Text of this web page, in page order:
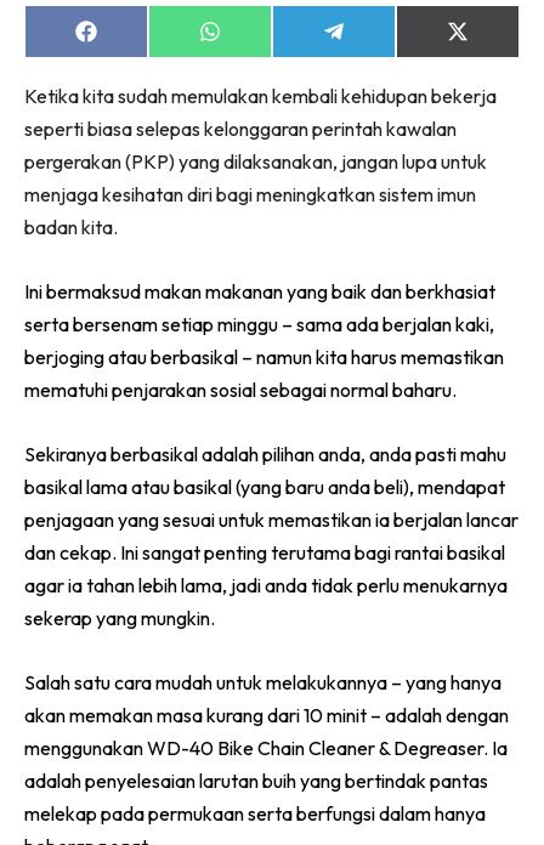
DIY
Bilik Air
Bilik Tidur
Dapur
Ruang Makan
Make Over
Dapur
Ruang Makan
Ruang Tamu
Menarik Lagi
Impiana Makeover
Kafe
High Rise
Landed
Video
Beli Di Mana
Buat Sendiri
Share
on
Share
on
Share
on
Share
on
(Twitter)
Ketika kita sudah memulakan kembali kehidupan bekerja
seperti biasa selepas kelonggaran perintah kawalan
pergerakan (PKP) yang dilaksanakan, jangan lupa untuk
menjaga kesihatan diri bagi meningkatkan sistem imun
badan kita.
Ini bermaksud makan makanan yang baik dan berkhasiat
serta bersenam setiap minggu – sama ada berjalan kaki,
berjoging atau berbasikal – namun kita harus memastikan
mematuhi penjarakan sosial sebagai normal baharu.
Sekiranya berbasikal adalah pilihan anda, anda pasti mahu
basikal lama atau basikal (yang baru anda beli), mendapat
penjagaan yang sesuai untuk memastikan ia berjalan lancar
dan cekap. Ini sangat penting terutama bagi rantai basikal
agar ia tahan lebih lama, jadi anda tidak perlu menukarnya
sekerap yang mungkin.
Salah satu cara mudah untuk melakukannya – yang hanya
akan memakan masa kurang dari 10 minit – adalah dengan
menggunakan WD-40 Bike Chain Cleaner & Degreaser. Ia
adalah penyelesaian larutan buih yang bertindak pantas
melekap pada permukaan serta berfungsi dalam hanya